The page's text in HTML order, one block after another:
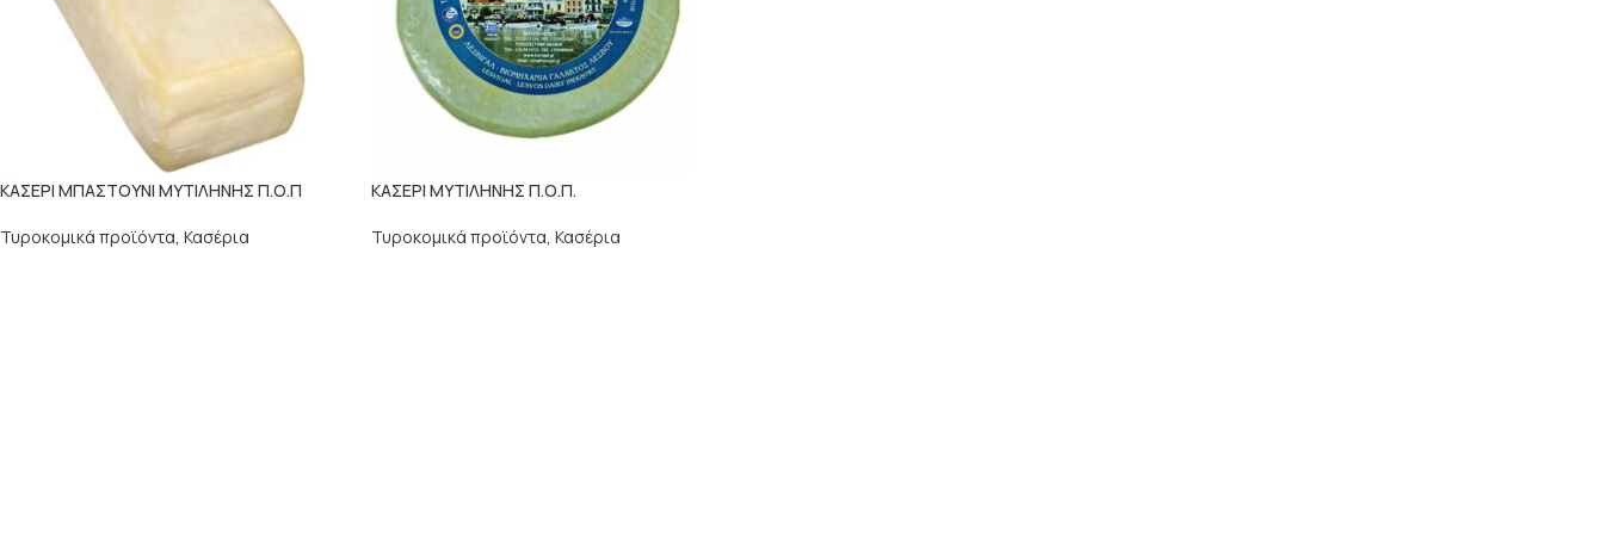
ΚΑΣΕΡΙ ΜΠΑΣΤΟΥΝΙ ΜΥΤΙΛΗΝΗΣ Π.Ο.Π
Τυροκομικά προϊόντα, Κασέρια
ΚΑΣΕΡΙ ΜΥΤΙΛΗΝΗΣ Π.Ο.Π.
Τυροκομικά προϊόντα, Κασέρια